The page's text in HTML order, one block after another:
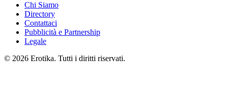
Chi Siamo
Directory
Contattaci
Pubblicità e Partnership
Legale
© 2026 Erotika. Tutti i diritti riservati.